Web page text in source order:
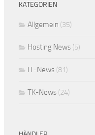
KATEGORIEN
Allgemein (35)
Hosting News (5)
IT-News (81)
TK-News (24)